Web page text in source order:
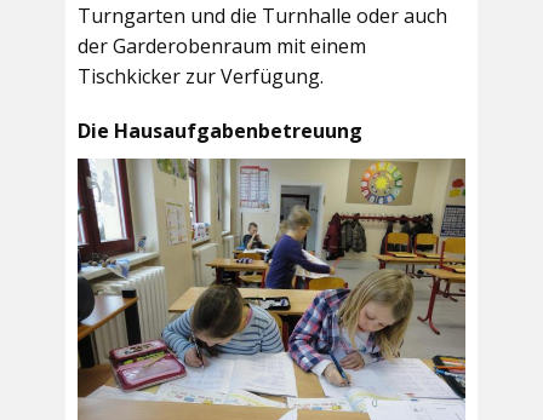
Turngarten und die Turnhalle oder auch
derGarderobenraum mit einem
Tischkicker zur Verfügung.
Die Hausaufgabenbetreuung